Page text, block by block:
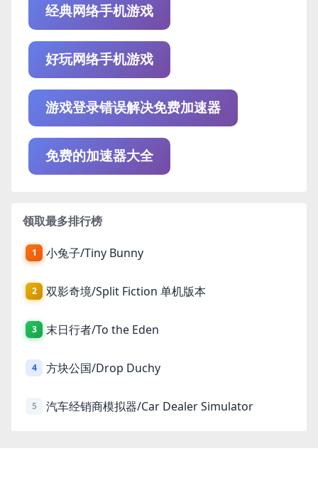
经典网络手机游戏
好玩网络手机游戏
游戏登录错误解决免费加速器
免费的加速器大全
领取最多排行榜
1 小兔子/Tiny Bunny
2 双影奇境/Split Fiction 单机版本
3 末日行者/To the Eden
4 方块公国/Drop Duchy
5 汽车经销商模拟器/Car Dealer Simulator